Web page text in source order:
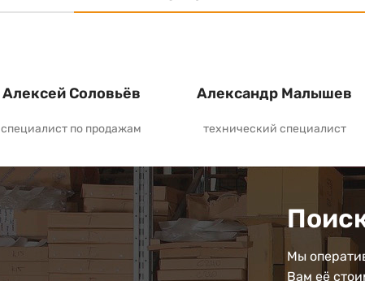
Алексей Соловьёв
специалист по продажам
Александр Малышев
технический специалист
Мы
Вам её